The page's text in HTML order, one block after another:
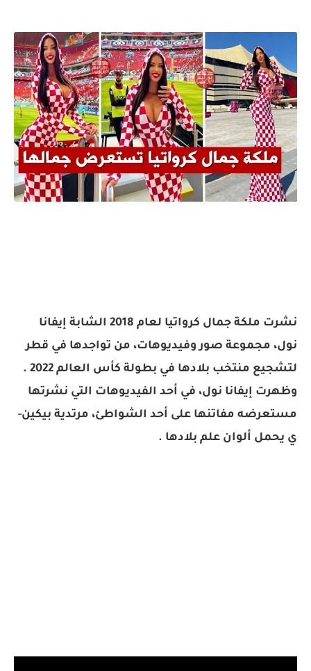
نشرت ملكة جمال كرواتيا لعام 2018 الشابة إيفانا
نول، مجموعة صور وفيديوهات، من تواجدها في قطر
لتشجيع منتخب بلادها في بطولة كأس العالم 2022 .
وظهرت إيفانا نول، في أحد الفيديوهات التي نشرتها
مستعرضه مفاتنها على أحد الشواطئ، مرتدية بيكين-
ي يحمل ألوان علم بلادها .